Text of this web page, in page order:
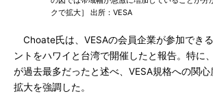
クで拡大］ 出所：VESA
Choate氏は、VESAの会員企業が参加でき
ントをハワイと台湾で開催したと報告。特に
が過去最多だったと述べ、VESA規格への関
拡大を強調した。